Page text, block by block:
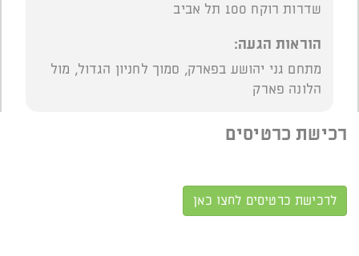
שדרות רוקח 100 תל אביב
הוראות הגעה:
מתחם גני יהושע בפארק, סמוך לחניון הגדול, מול
הלונה פארק
רכישת כרטיסים
לרכישת כרטיסים לחצו כאן